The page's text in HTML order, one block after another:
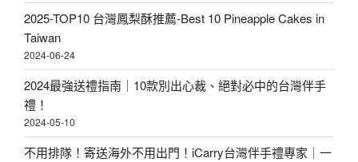
2025-TOP10 台灣鳳梨酥推薦-Best 10 Pineapple Cakes in
Taiwan
2024-06-24
2024最強送禮指南｜10款別出心裁、絕對必中的台灣伴手
禮！
2024-05-10
不用排隊！寄送海外不用出門！iCarry台灣伴手禮專家｜一